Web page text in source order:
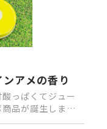
アメの香り
っぱくてジュー
品が誕生しまし